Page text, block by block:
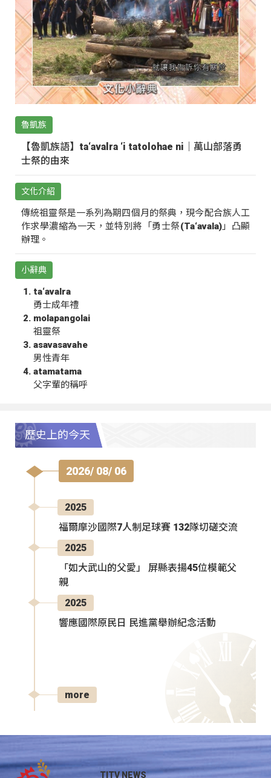
魯凱族
【魯凱族語】ta‘avalra ‘i tatolohae ni｜萬山部落勇
士祭的由來
文化介紹
傳統祖靈祭是一系列為期四個月的祭典，現今配合族人工
作求學濃縮為一天，並特別將「勇士祭(Ta‘avala)」凸顯
辦理。
小辭典
ta‘avalra
勇士成年禮
molapangolai
祖靈祭
asavasavahe
男性青年
atamatama
父字輩的稱呼
歷史上的今天
2026/ 08/ 06
2025
福爾摩沙國際7人制足球賽 132隊切磋交流
2025
「如大武山的父愛」 屏縣表揚45位模範父
親
2025
響應國際原民日 民進黨舉辦紀念活動
more
TITV NEWS